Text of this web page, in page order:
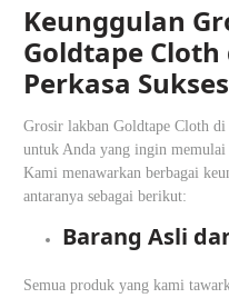
Keunggulan
Goldtape
Perkasa Sukses
Grosir lakban Goldtape Cloth di
untuk Anda yang ingin memulai
Kami menawarkan berbagai
antaranya sebagai berikut:
Barang Asli
Semua produk yang kami